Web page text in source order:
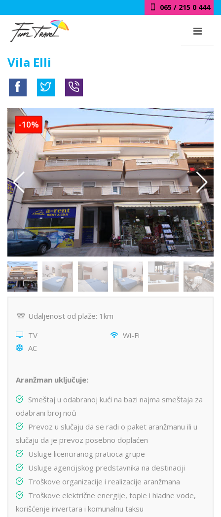
065 / 215 0 444
Vila Elli
-10%
Udaljenost od plaže: 1km
TV
Wi-Fi
AC
Aranžman uključuje:
Smeštaj u odabranoj kući na bazi najma smeštaja za
odabrani broj noći
Prevoz u slučaju da se radi o paket aranžmanu ili u
slučaju da je prevoz posebno doplaćen
Usluge licenciranog pratioca grupe
Usluge agencijskog predstavnika na destinaciji
Troškove organizacije i realizacije aranžmana
Troškove električne energije, tople i hladne vode,
korišćenje invertara i komunalnu taksu